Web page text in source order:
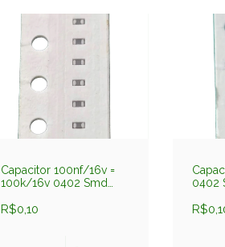
Capacitor 100nf/16v =
100k/16v 0402 Smd
C1005y5v104zet Darfon
R$0,10
0402